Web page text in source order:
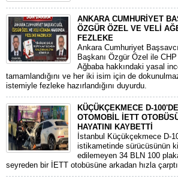
ANKARA CUMHURİYET
ÖZGÜR ÖZEL VE VELİ
FEZLEKE
​Ankara Cumhuriyet
Başkanı Özgür Özel ile
Ağbaba hakkındaki yasal
tamamlandığını ve her iki isim için de
istemiyle fezleke hazırlandığını duyurdu.
KÜÇÜKÇEKMECE D-
OTOMOBİL İETT
HAYATINI KAYBETTİ
​İstanbul Küçükçekmece D-
istikametinde sürücüsünün
edilemeyen 34 BLN 100
seyreden bir İETT otobüsüne arkadan hızla